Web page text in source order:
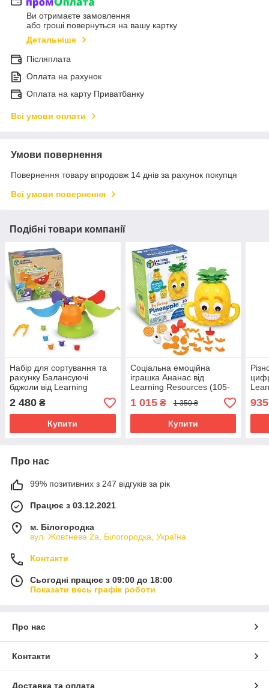
Ви отримаєте замовлення
або гроші повернуться на вашу картку
Детальніше
Післяплата
Оплата на рахунок
Оплата на карту Приватбанку
Всі умови оплати
Умови повернення
Повернення товару впродовж 14 днів за рахунок покупця
Всі умови повернення
Подібні товари компанії
Набір для сортування та
рахунку Балансуючі
бджоли від Learning
Resources (108-649)
2 480 ₴
Купити
Соціальна емоційна
іграшка Ананас від
Learning Resources (105-
295)
1 015₴ 1 350 ₴
Купити
056)
935
Про нас
99% позитивних з 247 відгуків за рік
Працює з 03.12.2021
м. Білогородка
вул. Жовтнева 2а, Білогородка, Україна
Контакти
Сьогодні працює з 09:00 до 18:00
Показати весь графік роботи
Про нас
Контакти
Доставка та оплата